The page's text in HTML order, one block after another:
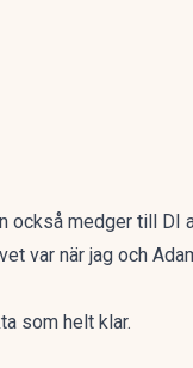
också medger till DI
var när jag och
som helt klar.